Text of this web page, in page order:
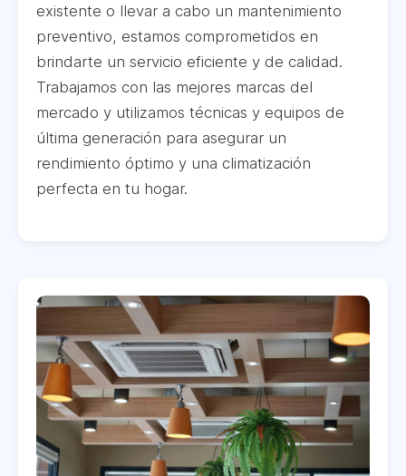
existente o llevar a cabo un mantenimiento
preventivo, estamos comprometidos en
brindarte un servicio eficiente y de calidad.
Trabajamos con las mejores marcas del
mercado y utilizamos técnicas y equipos de
última generación para asegurar un
rendimiento óptimo y una climatización
perfecta en tu hogar.